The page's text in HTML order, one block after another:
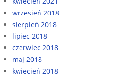
wrzesień 2018
sierpień 2018
lipiec 2018
czerwiec 2018
maj 2018
kwiecień 2018